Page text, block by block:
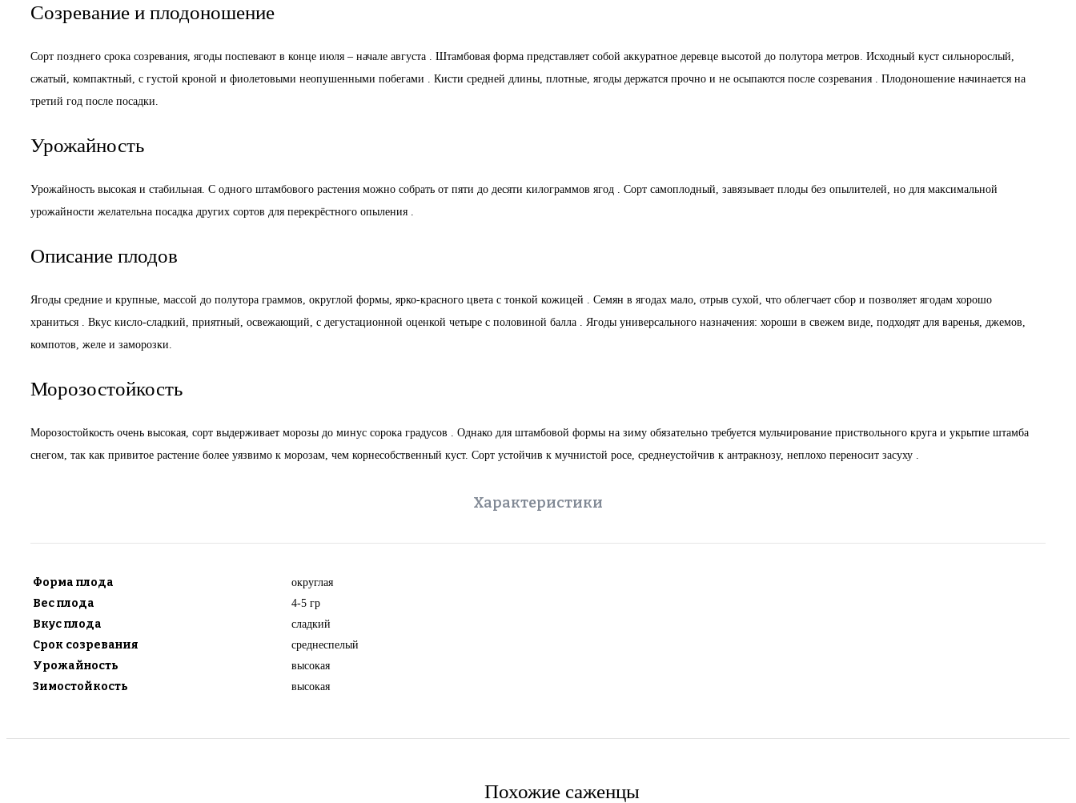
Созревание и плодоношение
Сорт позднего срока созревания, ягоды поспевают в конце июля – начале августа . Штамбовая форма представляет собой аккуратное деревце высотой до полутора метров. Исходный куст сильнорослый,
сжатый, компактный, с густой кроной и фиолетовыми неопушенными побегами . Кисти средней длины, плотные, ягоды держатся прочно и не осыпаются после созревания . Плодоношение начинается на
третий год после посадки.
Урожайность
Урожайность высокая и стабильная. С одного штамбового растения можно собрать от пяти до десяти килограммов ягод . Сорт самоплодный, завязывает плоды без опылителей, но для максимальной
урожайности желательна посадка других сортов для перекрёстного опыления .
Описание плодов
Ягоды средние и крупные, массой до полутора граммов, округлой формы, ярко-красного цвета с тонкой кожицей . Семян в ягодах мало, отрыв сухой, что облегчает сбор и позволяет ягодам хорошо
храниться . Вкус кисло-сладкий, приятный, освежающий, с дегустационной оценкой четыре с половиной балла . Ягоды универсального назначения: хороши в свежем виде, подходят для варенья, джемов,
компотов, желе и заморозки.
Морозостойкость
Морозостойкость очень высокая, сорт выдерживает морозы до минус сорока градусов . Однако для штамбовой формы на зиму обязательно требуется мульчирование приствольного круга и укрытие штамба
снегом, так как привитое растение более уязвимо к морозам, чем корнесобственный куст. Сорт устойчив к мучнистой росе, среднеустойчив к антракнозу, неплохо переносит засуху .
Характеристики
Форма плода округлая
Вес плода 4-5 гр
Вкус плода сладкий
Срок созревания среднеспелый
Урожайность высокая
Зимостойкость высокая
Похожие саженцы